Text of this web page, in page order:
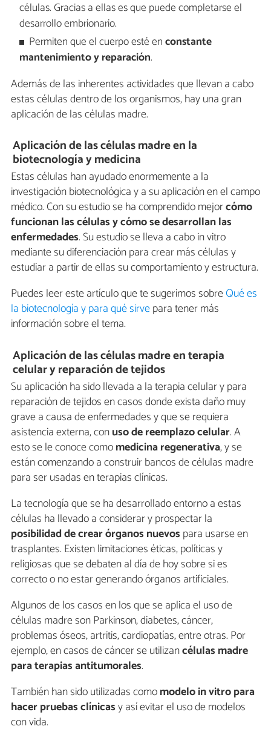
células. Gracias a ellas es que puede completarse el
desarrollo embrionario.
Permiten que el cuerpo esté enconstante
mantenimiento y reparación.
Además de las inherentes actividades que llevan a cabo
estas células dentro de los organismos, hay una gran
aplicación de las células madre.
Aplicación de las células madre en la
biotecnología y medicina
Estas células han ayudado enormemente a la
investigación biotecnológica y a su aplicación en el campo
médico. Con su estudio se ha comprendido mejorcómo
funcionan las célulasycómo se desarrollan las
enfermedades. Su estudio se lleva a cabo in vitro
mediante su diferenciación para crear más células y
estudiar a partir de ellas su comportamiento y estructura.
Puedes leer este artículo que te sugerimos sobreQué es
la biotecnología y para qué sirvepara tener más
información sobre el tema.
Aplicación de las células madre en terapia
celular y reparación de tejidos
Su aplicación ha sido llevada a la terapia celular y para
reparación de tejidos en casos donde exista daño muy
grave a causa de enfermedades y que se requiera
asistencia externa, conuso de reemplazo celular. A
esto se le conoce comomedicina regenerativa, y se
están comenzando a construir bancos de células madre
para ser usadas en terapias clínicas.
La tecnología que se ha desarrollado entorno a estas
células ha llevado a considerar y prospectar la
posibilidad de crear órganos nuevos para usarse en
trasplantes. Existen limitaciones éticas, políticas y
religiosas que se debaten al día de hoy sobre si es
correcto o no estar generando órganos artificiales.
Algunos de los casos en los que se aplica el uso de
células madre son Parkinson, diabetes, cáncer,
problemas óseos, artritis, cardiopatías, entre otras. Por
ejemplo, en casos de cáncer se utilizancélulas madre
para terapias antitumorales.
También han sido utilizadas comomodelo in vitro para
hacer pruebas clínicasy así evitar el uso de modelos
con vida.